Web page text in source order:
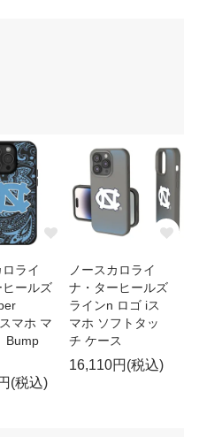
ライ
ールズ
マホ マ
Bump
(税込)
ノースカロライ
ナ・ターヒールズ
ラインn ロゴ iス
マホ ソフトタッ
チ ケース
16,110円(税込)